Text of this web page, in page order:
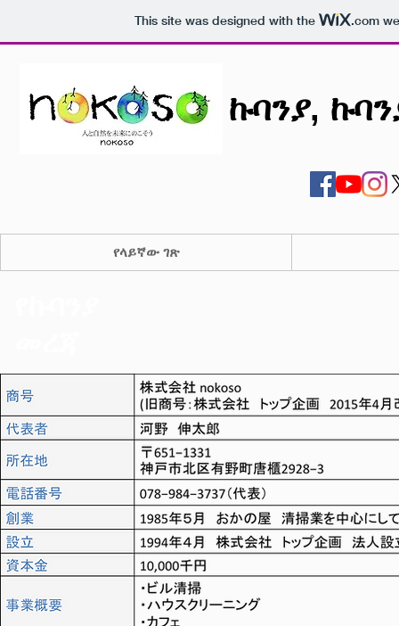
This site was designed with the .com
ኩባንያ,
የላይኛው ገጽ